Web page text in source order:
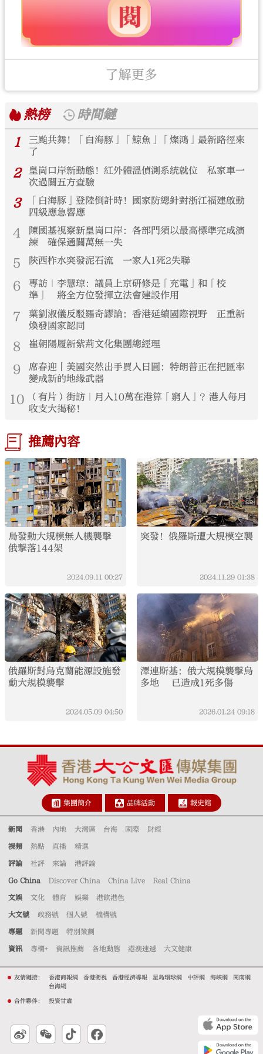
了解更多
熱榜
時間鏈
1
三颱共舞！「白海豚」「鯨魚」「燦鴻」最新路徑來
了
2
皇崗口岸新動態！紅外體溫偵測系統就位 私家車一
次過關五方查驗
3
「白海豚」登陸倒計時！國家防總針對浙江福建啟動
四級應急響應
4
陳國基視察新皇崗口岸：各部門須以最高標準完成演
練 確保通關萬無一失
5 陝西柞水突發泥石流 一家人1死2失聯
6
專訪｜李慧琼：議員上京研修是「充電」和「校
準」 將全方位發揮立法會建設作用
7
葉劉淑儀反駁羅奇謬論：香港延續國際視野 正重新
煥發國家認同
8 崔朝陽履新紫荊文化集團總經理
9
席春迎丨美國突然出手買入日圓：特朗普正在把匯率
變成新的地緣武器
10
（有片）街訪｜月入10萬在港算「窮人」？港人每月
收支大揭秘！
推薦內容
烏發動大規模無人機襲擊
俄擊落144架
2024.09.11 00:27
突發！俄羅斯遭大規模空襲
2024.11.29 01:38
俄羅斯對烏克蘭能源設施發
動大規模襲擊
2024.05.09 04:50
澤連斯基：俄大規模襲擊烏
多地 已造成1死多傷
2026.01.24 09:18
集團簡介 品牌活動 報史館
新聞 香港 內地 大灣區 台海 國際 財經
視頻 熱點 直播 精選
評論 社評 來論 港評論
Go China Discover China China Live Real China
文娛 文化 體育 娛樂 港飲港色
大文號 政務號 個人號 機構號
專題 新聞專題 特別策劃
資訊 專欄+ 資訊推薦 各地動態 港澳速遞 大文健康
友情鏈接： 香港商報網 香港衛視 香港經濟導報 星島環球網 中評網 海峽網
閩南網
台海網
合作夥伴： 投資甘肅